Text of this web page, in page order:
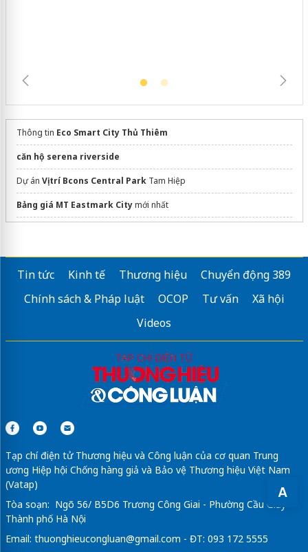
A
Thông tin Eco Smart City Thủ Thiêm
căn hộ serena riverside
Dự án Vị trí Bcons Central ParkTam Hiệp
Bảng giá MT Eastmark Citymới nhất
Thông tin Maison Privée CapitaLandCiputra
Chung cư The Vista Văn la
Tin tức Kinh tế Thương hiệu
Chuyển động 389
Chính sách & Pháp luật
OCOP Tư vấn
Xã hội
Videos
Tạp chí điện tử Thương hiệu và Công luận của cơ quan Trung
ương Hiệp hội Chống hàng giả và Bảo vệ Thương hiệu Việt Nam
(Vatap)
Tòa soạn: Ngõ 56/ B5D6 Trương Công Giai - Phường Cầu Giấy -
Thành phố Hà Nội
Email: thuonghieucongluan@gmail.com - ĐT: 093 172 5555